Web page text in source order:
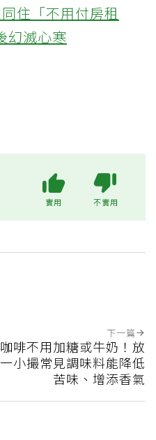
住「不用付房租
幻滅心寒
實用 不實用
下一篇
咖啡不用加糖或牛奶！放
一小撮常見調味料能降低
苦味、增添香氣